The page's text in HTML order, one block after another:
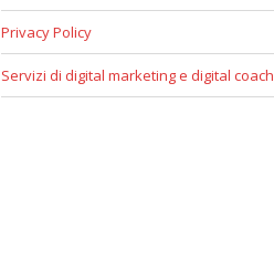
Privacy Policy
Servizi di digital marketing e digital coach